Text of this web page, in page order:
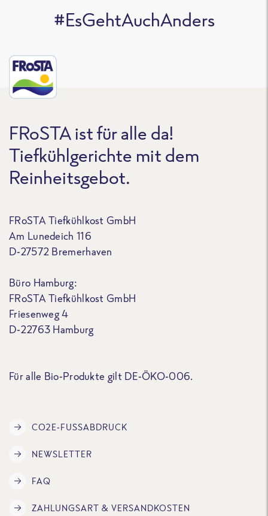
#EsGehtAuchAnders
FRoSTA ist für alle da!
Tiefkühlgerichte mit dem
Reinheitsgebot.
FRoSTA Tiefkühlkost GmbH
Am Lunedeich 116
D-27572 Bremerhaven
Büro Hamburg:
FRoSTA Tiefkühlkost GmbH
Friesenweg 4
D-22763 Hamburg
Für alle Bio-Produkte gilt DE-ÖKO-006.
CO2E-FUSSABDRUCK
NEWSLETTER
FAQ
ZAHLUNGSART & VERSANDKOSTEN